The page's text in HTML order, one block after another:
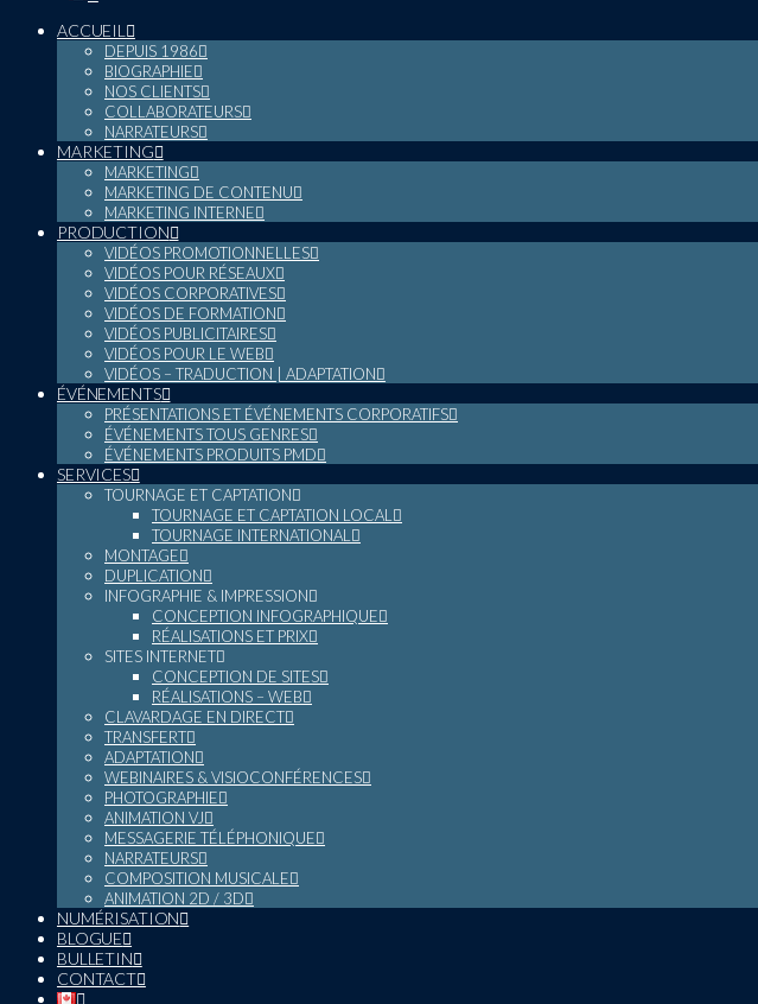
ACCUEIL
DEPUIS 1986
BIOGRAPHIE
NOS CLIENTS
COLLABORATEURS
NARRATEURS
MARKETING
MARKETING
MARKETING DE CONTENU
MARKETING INTERNE
PRODUCTION
VIDÉOS PROMOTIONNELLES
VIDÉOS POUR RÉSEAUX
VIDÉOS CORPORATIVES
VIDÉOS DE FORMATION
VIDÉOS PUBLICITAIRES
VIDÉOS POUR LE WEB
VIDÉOS – TRADUCTION | ADAPTATION
ÉVÉNEMENTS
PRÉSENTATIONS ET ÉVÉNEMENTS CORPORATIFS
ÉVÉNEMENTS TOUS GENRES
ÉVÉNEMENTS PRODUITS PMD
SERVICES
TOURNAGE ET CAPTATION
TOURNAGE ET CAPTATION LOCAL
TOURNAGE INTERNATIONAL
MONTAGE
DUPLICATION
INFOGRAPHIE & IMPRESSION
CONCEPTION INFOGRAPHIQUE
RÉALISATIONS ET PRIX
SITES INTERNET
CONCEPTION DE SITES
RÉALISATIONS – WEB
CLAVARDAGE EN DIRECT
TRANSFERT
ADAPTATION
WEBINAIRES & VISIOCONFÉRENCES
PHOTOGRAPHIE
ANIMATION VJ
MESSAGERIE TÉLÉPHONIQUE
NARRATEURS
COMPOSITION MUSICALE
ANIMATION 2D / 3D
NUMÉRISATION
BLOGUE
BULLETIN
CONTACT